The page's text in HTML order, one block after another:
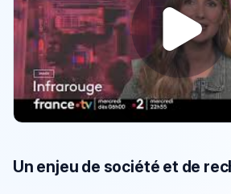
Un enjeu de société et de